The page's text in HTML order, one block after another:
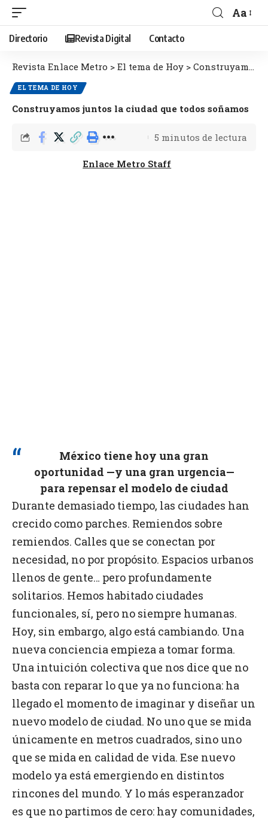
Aa
Directorio Revista Digital Contacto
Revista Enlace Metro > El tema de Hoy > Construyamos juntos la ciudad que todos soñamos
EL TEMA DE HOY
Construyamos juntos la ciudad que todos soñamos
Enlace Metro Staff
5 minutos de lectura
México tiene hoy una gran
oportunidad —y una gran urgencia—
para repensar el modelo de ciudad
Durante demasiado tiempo, las ciudades han
crecido como parches. Remiendos sobre
remiendos. Calles que se conectan por
necesidad, no por propósito. Espacios urbanos
llenos de gente… pero profundamente
solitarios. Hemos habitado ciudades
funcionales, sí, pero no siempre humanas.
Hoy, sin embargo, algo está cambiando. Una
nueva conciencia empieza a tomar forma.
Una intuición colectiva que nos dice que no
basta con reparar lo que ya no funciona: ha
llegado el momento de imaginar y diseñar un
nuevo modelo de ciudad. No uno que se mida
únicamente en metros cuadrados, sino uno
que se mida en calidad de vida. Ese nuevo
modelo ya está emergiendo en distintos
rincones del mundo. Y lo más esperanzador
es que no partimos de cero: hay comunidades,